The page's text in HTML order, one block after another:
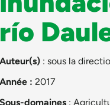
río
Auteur(s) : sous la
Année : 2017
Sous-domaines :